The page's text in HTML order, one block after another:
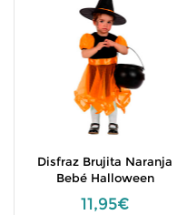
Disfraz Brujita Naranja
Bebé Halloween
11,95€